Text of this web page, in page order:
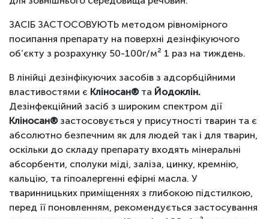
ЗАСІБ ЗАСТОСОВУЮТЬ методом рівномірного
посипання препарату на поверхні дезінфікуючого
об’єкту з розрахунку 50-100г/м² 1 раз на тиждень.
В лінійці дезінфікуючих засобів з адсорбційними
властивостями є Кліносан®та Йодоклін.
Дезінфекційний засіб з широким спектром дії
Кліносан®застосовується у присутності тварин та є
абсолютно безпечним як для людей так і для тварин,
оскільки до складу препарату входять мінеральні
абсорбенти, сполуки міді, заліза, цинку, кремнію,
кальцію, та гіпоалергенні ефірні масла. У
тваринницьких приміщеннях з глибокою підстилкою,
перед її поновленням, рекомендується застосування